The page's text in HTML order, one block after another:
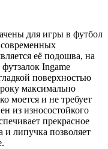
для игры в футбол
её подошва, на
Ingame
поверхностью
максимально
моется и не требует
из износостойкого
прекрасное
липучка позволяет